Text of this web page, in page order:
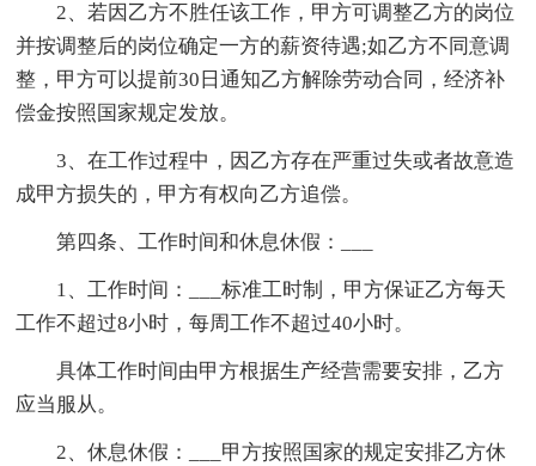
2、若因乙方不胜任该工作，甲方可调整乙方的岗位
并按调整后的岗位确定一方的薪资待遇;如乙方不同意调
整，甲方可以提前30日通知乙方解除劳动合同，经济补
偿金按照国家规定发放。
3、在工作过程中，因乙方存在严重过失或者故意造
成甲方损失的，甲方有权向乙方追偿。
第四条、工作时间和休息休假：___
1、工作时间：___标准工时制，甲方保证乙方每天
工作不超过8小时，每周工作不超过40小时。
具体工作时间由甲方根据生产经营需要安排，乙方
应当服从。
2、休息休假：___甲方按照国家的规定安排乙方休